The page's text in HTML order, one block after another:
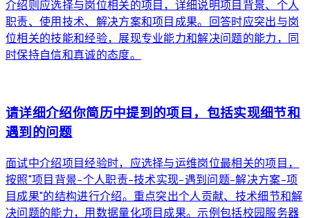
介绍则应选择与岗位相关的项目，详细说明项目背景、个人
职责、使用技术、解决方案和项目成果。回答时应突出与岗
位相关的技能和经验，展现专业能力和解决问题的能力，同
时保持自信和真诚的态度。
请详细介绍你简历中提到的项目，包括实现细节和
遇到的问题
面试中介绍项目经验时，应选择与运维岗位最相关的项目，
按照"项目背景-个人职责-技术实现-遇到问题-解决方案-项
目成果"的结构进行介绍。重点突出个人贡献、技术细节和解
决问题的能力，用数据量化项目成果。示例包括校园服务器